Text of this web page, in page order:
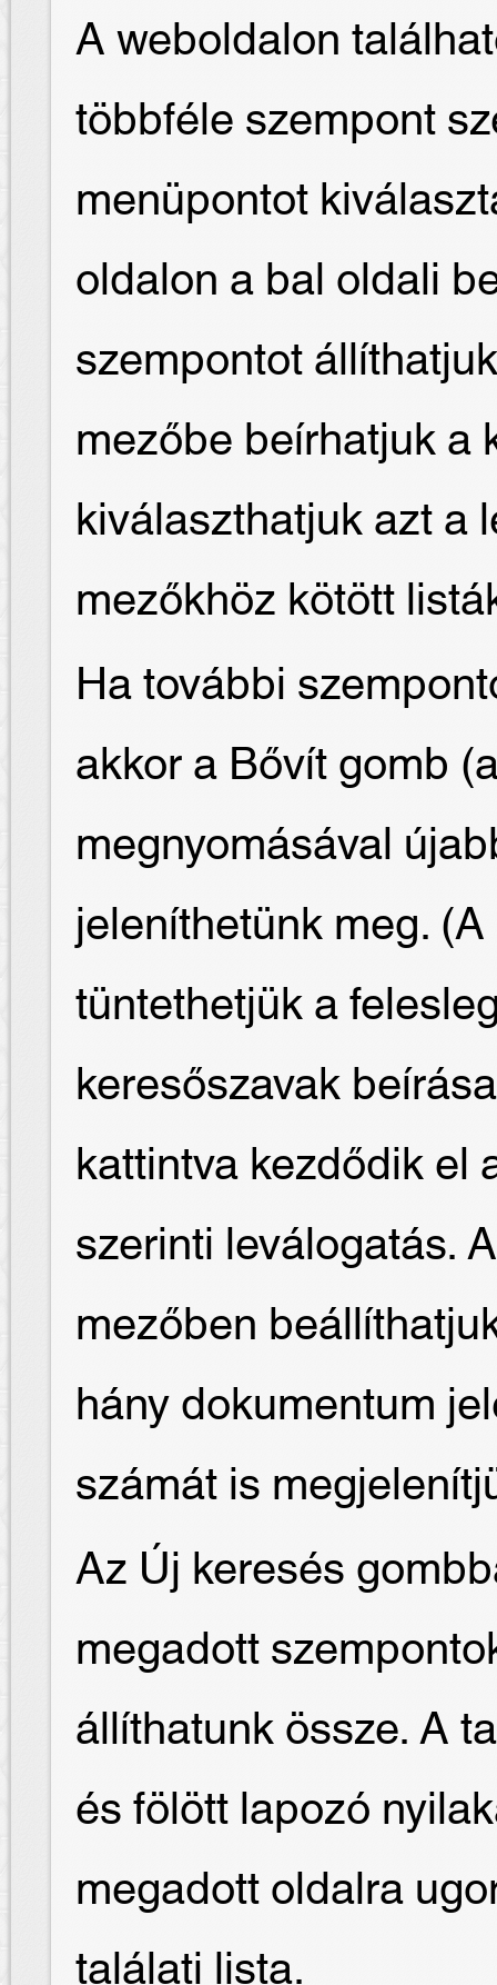
A weboldalon
többféle szempont
menüpontot
oldalon a bal oldali
szempontot
mezőbe beírhatjuk a
kiválaszthatjuk azt a
mezőkhöz kötött
Ha további
akkor a Bővít gomb
megnyomásával
jeleníthetünk meg.
tüntethetjük a
keresőszavak
kattintva kezdődik el
szerinti leválogatás.
mezőben
hány dokumentum
számát is
Az Új keresés
megadott
állíthatunk össze. A
és fölött lapozó
megadott oldalra